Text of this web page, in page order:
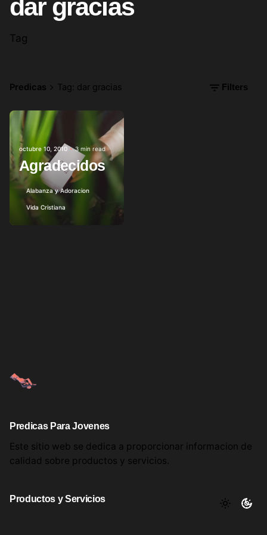
dar gracias
Tag
Predicas Tag: dar gracias Filters
Posted by
Esteban Reina
octubre 10, 2010 3 min read
Agradecidos
Alabanza y Adoracion
Vida Cristiana
Predicas Para Jovenes
Este sitio web se dedica a proporcionar informacion de
calidad sobre productos y servicios.
Productos y Servicios